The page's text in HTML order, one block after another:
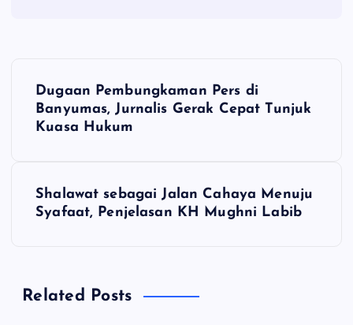
N
s
Dugaan Pembungkaman Pers di
Banyumas, Jurnalis Gerak Cepat Tunjuk
Kuasa Hukum
Shalawat sebagai Jalan Cahaya Menuju
Syafaat, Penjelasan KH Mughni Labib
Related Posts